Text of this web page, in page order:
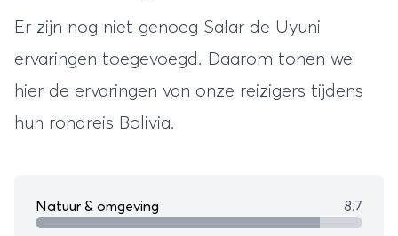
Er zijn nog niet genoeg Salar de Uyuni
ervaringen toegevoegd. Daarom tonen we
hier de ervaringen van onze reizigers tijdens
hun rondreis Bolivia.
Natuur & omgeving 8.7